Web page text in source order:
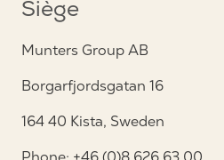
Siège
Munters Group AB
Borgarfjordsgatan 16
164 40 Kista, Sweden